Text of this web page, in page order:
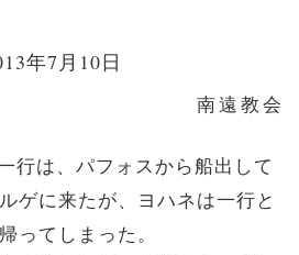
年7月10日
南遠教会
行は、パフォスから船出して
ゲに来たが、ヨハネは一行と
ってしまった。